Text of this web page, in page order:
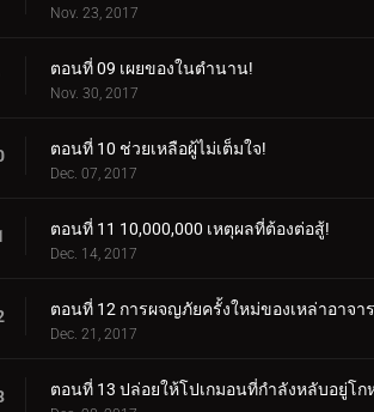
Nov. 23, 2017
ตอนที่ 09 เผยของในตำนาน!
Nov. 30, 2017
ตอนที่ 10 ช่วยเหลือผู้ไม่เต็มใจ!
Dec. 07, 2017
ตอนที่ 11 10,000,000 เหตุผลที่ต้องต่อสู้!
Dec. 14, 2017
ตอนที่ 12 การผจญภัยครั้งใหม่ของเหล่าอาจา
Dec. 21, 2017
ตอนที่ 13 ปล่อยให้โปเกมอนที่กำลังหลับอยู่โก